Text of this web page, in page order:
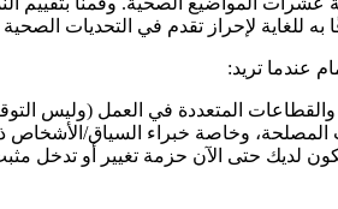
به للغاية لإحراز تقدم في التحديات الصحية
المتعددة في العمل (وليس
وخاصة خبراء السياق/الأشخاص
لديك حتى الآن حزمة تغيير أو تدخل